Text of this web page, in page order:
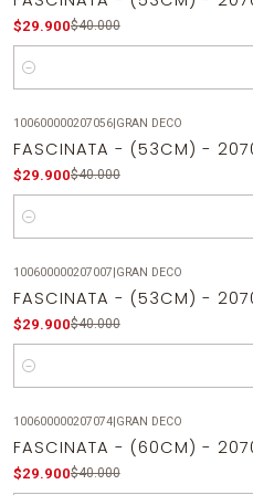
$29.900$40.000
Cantidad
100600000207056| GRAN DECO
FASCINATA - (53CM) -
$29.900$40.000
Cantidad
100600000207007 GRAN DECO
FASCINATA - (53CM) -
$29.900$40.000
Cantidad
100600000207074| GRAN DECO
FASCINATA - (60CM) -
$29.900$40.000